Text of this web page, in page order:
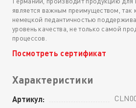
является важным преимуществом, так
немецкой педантичностью
уровень качества, не только самой
процессов.
Посмотреть сертификат
Характеристики
Артикул: